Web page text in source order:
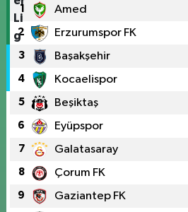
1 Amed
2 Erzurumspor FK
3 Başakşehir
4 Kocaelispor
5 Beşiktaş
6 Eyüpspor
7 Galatasaray
8 Çorum FK
9 Gaziantep FK